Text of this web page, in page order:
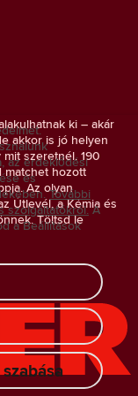
ki – akár
akkor is jó helyen
szeretnél. 190
matchet hozott
Az olyan
Útlevél, a Kémia és
Töltsd le
az érdeklődési
és
További
szolgáltatókról. A
a Beállítások